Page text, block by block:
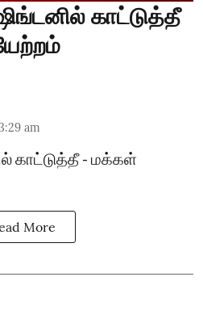
காட்டுத்தீ
am
காட்டுத்தீ - மக்கள்
More